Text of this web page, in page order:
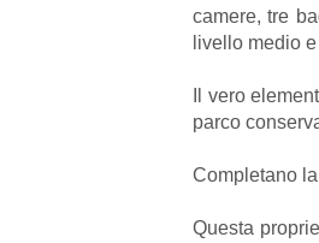
camere, tre
livello medio
Il vero
parco
Completano
Questa